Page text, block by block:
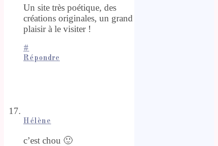
Un site très poétique, des
créations originales, un grand
plaisir à le visiter !
#
Répondre
Hélène
c’est chou 🙂